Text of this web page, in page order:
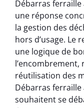
Débarras ferraille
une réponse
la gestion des
hors d’usage. Le
une logique de
réutilisation des
Débarras ferraille
souhaitent se